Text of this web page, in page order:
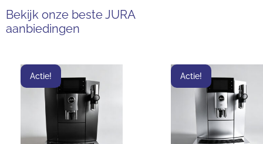
Bekijk onze beste JURA
aanbiedingen
Actie! Actie!